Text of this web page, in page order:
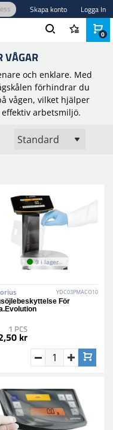
Skapa konto Logga In
VÅGAR
och enklare. Med
förhindrar du
vågen, vilket hjälper
arbetsmiljö.
9 i lager
YDC03PMACO10
För
1 PCS
kr
0